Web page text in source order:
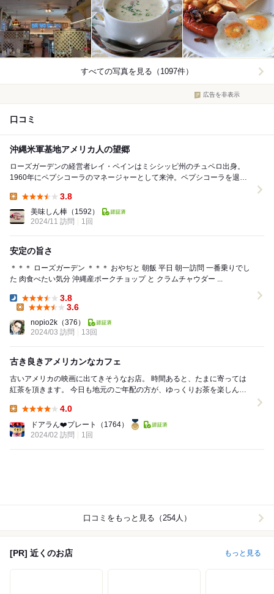
すべての写真を見る（1097件）
広告を非表示
口コミ
沖縄米軍基地アメリカ人の望郷
ローズガーデンの経営者レイ・ペインはミシシッピ州のチュペロ出身。
1960年にペプシコーラのマネージャーとして来沖。ペプシコーラを退社
3.8
美味しん棒 （1592）
2024/11 訪問
1回
安定の旨さ
＊＊＊ ローズガーデン ＊＊＊ おやぢと 朝飯 平日 朝一訪問 一番乗りでし
た 肉食べたい気分 沖縄産ポークチョップ と クラムチャウダー ...
Dinner:
3.8
3.6
nopio2k （376）
2024/03 訪問
13回
古き良きアメリカンなカフェ
古いアメリカの映画に出てきそうなお店。 時間あると、たまに寄っては
紅茶を頂きます。 今日も地元のご年配の方が、ゆっくりお茶を楽しんで
4.0
ドアラん❤️プレート
（1764）
2024/02 訪問
1回
口コミをもっと見る（254人）
[PR] 近くのお店 もっと見る